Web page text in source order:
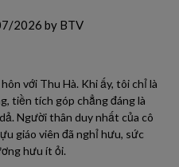
2026 by BTV
với Thu Hà. Khi ấy, tôi chỉ là
tiền tích góp chẳng đáng là
Người thân duy nhất của cô
giáo viên đã nghỉ hưu, sức
hưu ít ỏi.